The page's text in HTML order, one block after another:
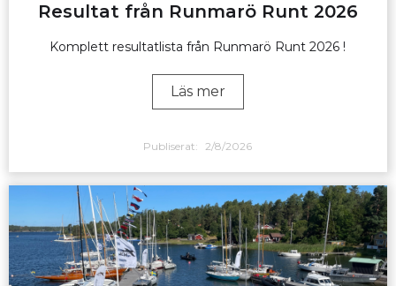
Resultat från Runmarö Runt 2026
Komplett resultatlista från Runmarö Runt 2026 !
Läs mer
Publiserat: 2/8/2026